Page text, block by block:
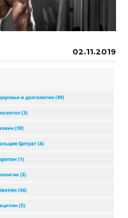
02.11.2019